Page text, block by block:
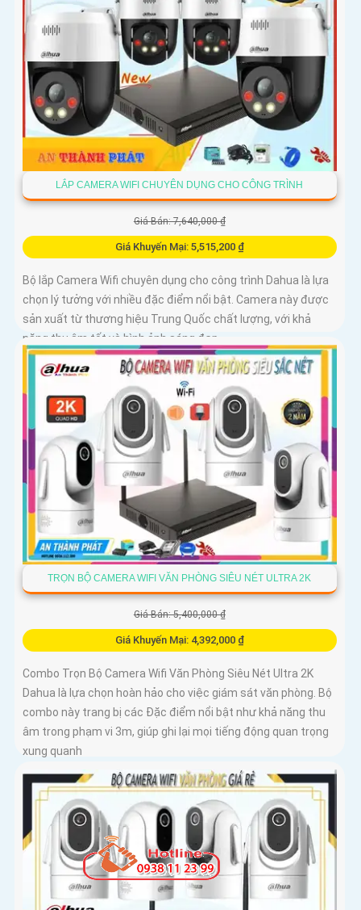
LẮP CAMERA WIFI CHUYÊN DỤNG CHO CÔNG TRÌNH
Giá Bán: 7,640,000 ₫
Giá Khuyến Mại: 5,515,200 ₫
Bộ lắp Camera Wifi chuyên dụng cho công trình Dahua là lựa
chọn lý tưởng với nhiều đặc điểm nổi bật. Camera này được
sản xuất từ thương hiệu Trung Quốc chất lượng, với khả
năng thu âm tốt và hình ảnh sáng đẹp
TRỌN BỘ CAMERA WIFI VĂN PHÒNG SIÊU NÉT ULTRA 2K
Giá Bán: 5,400,000 ₫
Giá Khuyến Mại: 4,392,000 ₫
Combo Trọn Bộ Camera Wifi Văn Phòng Siêu Nét Ultra 2K
Dahua là lựa chọn hoàn hảo cho việc giám sát văn phòng. Bộ
combo này trang bị các Đặc điểm nổi bật như khả năng thu
âm trong phạm vi 3m, giúp ghi lại mọi tiếng động quan trọng
xung quanh